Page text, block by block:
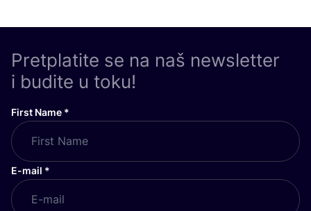
Pretplatite se na naš newsletter
i budite u toku!
First Name *
E-mail *